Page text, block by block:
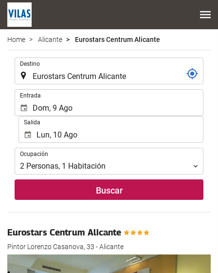
Home Alicante Eurostars Centrum Alicante
Destino
Entrada
Salida
Ocupación
Ocupación
2 Personas, 1 Habitación
Buscar
Eurostars Centrum Alicante
Pintor Lorenzo Casanova, 33 - Alicante